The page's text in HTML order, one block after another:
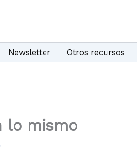
Newsletter Otros recursos
lo mismo